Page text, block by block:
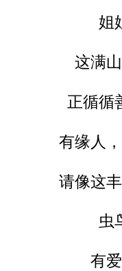
姐
这满
正循循
有缘人
请像这
虫
有